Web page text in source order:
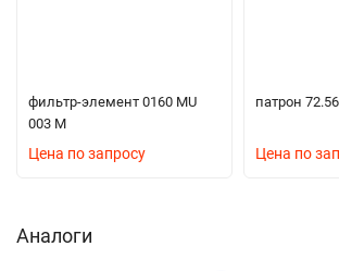
фильтр-элемент 0160 MU
003 M
Цена по запросу
патрон
Цена по
Аналоги